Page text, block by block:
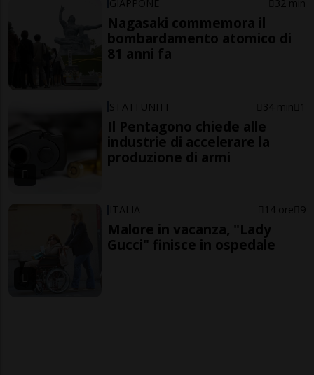
GIAPPONE 32 min
Nagasaki commemora il
bombardamento atomico di
81 anni fa
STATI UNITI 34 min 1
Il Pentagono chiede alle
industrie di accelerare la
produzione di armi
ITALIA 14 ore 9
Malore in vacanza, "Lady
Gucci" finisce in ospedale